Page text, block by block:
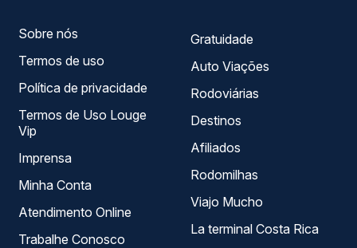
Sobre nós
Termos de uso
Política de privacidade
Termos de Uso Louge
Vip
Imprensa
Minha Conta
Atendimento Online
Trabalhe Conosco
Gratuidade
Auto Viações
Rodoviárias
Destinos
Afiliados
Rodomilhas
Viajo Mucho
La terminal Costa Rica